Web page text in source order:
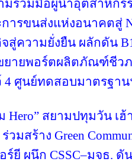
ามร่วมมือผู้นำอุตสาหก
ารขนส่งแห่งอนาคตสู่
สู่ความยั่งยืน ผลักดัน
ยายพอร์ตผลิตภัณฑ์ชีว
4 ศูนย์ทดสอบมาตรฐาน
Hero” สยามปทุมวัน เฮ้
วมสร้าง Green
ยี ผนึก CSSC–มจธ. ดั